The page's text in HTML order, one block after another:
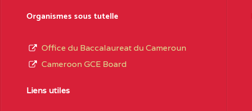
Généralau terme des opérations
3408 structures réparties ainsi qu’il
Organismes sous tutelle
Office du Baccalaureat du Cameroun
Cameroon GCE Board
Liens utiles